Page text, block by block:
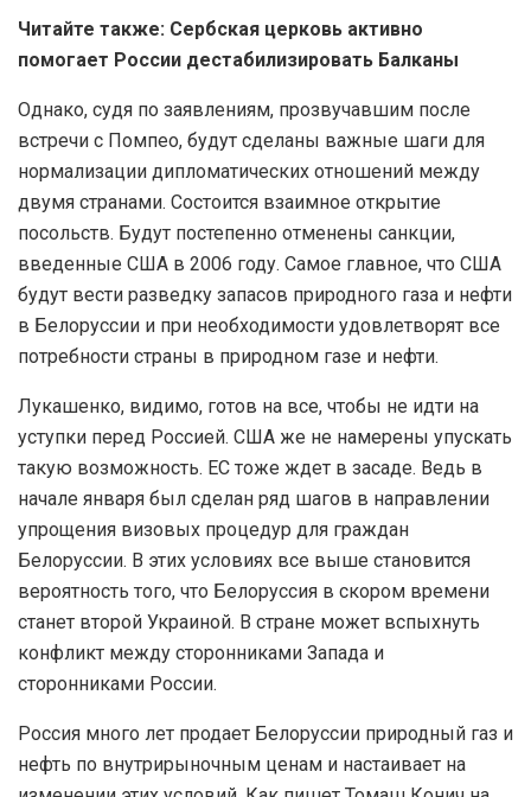
Читайте также: Сербская церковь активно
помогает России дестабилизировать Балканы
Однако, судя по заявлениям, прозвучавшим после
встречи с Помпео, будут сделаны важные шаги для
нормализации дипломатических отношений между
двумя странами. Состоится взаимное открытие
посольств. Будут постепенно отменены санкции,
введенные США в 2006 году. Самое главное, что США
будут вести разведку запасов природного газа и нефти
в Белоруссии и при необходимости удовлетворят все
потребности страны в природном газе и нефти.
Лукашенко, видимо, готов на все, чтобы не идти на
уступки перед Россией. США же не намерены упускать
такую возможность. ЕС тоже ждет в засаде. Ведь в
начале января был сделан ряд шагов в направлении
упрощения визовых процедур для граждан
Белоруссии. В этих условиях все выше становится
вероятность того, что Белоруссия в скором времени
станет второй Украиной. В стране может вспыхнуть
конфликт между сторонниками Запада и
сторонниками России.
Россия много лет продает Белоруссии природный газ и
нефть по внутрирыночным ценам и настаивает на